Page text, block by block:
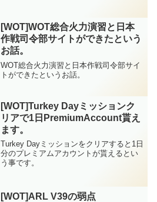
[WOT]WOT総合火力演習と日本
作戦司令部サイトができたという
お話。
WOT総合火力演習と日本作戦司令部サイ
トができたというお話。
[WOT]Turkey Dayミッションク
リアで1日PremiumAccount貰え
ます。
Turkey Dayミッションをクリアすると1日
分のプレミアムアカウントが貰えるとい
う事です。
[WOT]ARL V39の弱点